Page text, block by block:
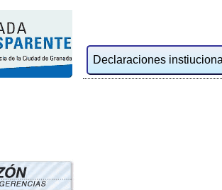
Declaraciones